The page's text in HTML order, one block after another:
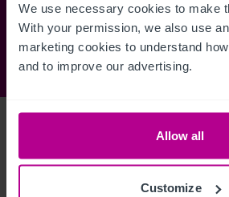
We use necessary cookies to make
With your permission, we also use
marketing cookies to understand
and to improve our advertising.
Allow all
Customize